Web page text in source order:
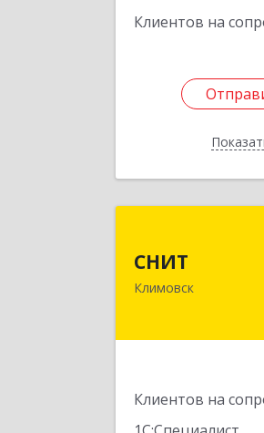
Клиентов на
СНИТ
Климовск
Клиентов на